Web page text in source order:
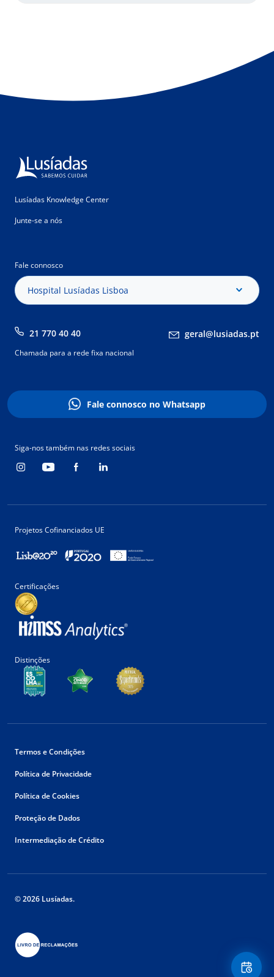
Lusíadas Knowledge Center
Junte-se a nós
Fale connosco
Hospital Lusíadas Lisboa
21 770 40 40 geral@lusiadas.pt
Chamada para a rede fixa nacional
Fale connosco no Whatsapp
Siga-nos também nas redes sociais
Projetos Cofinanciados UE
Certificações
Distinções
Termos e Condições
Política de Privacidade
Política de Cookies
Proteção de Dados
Intermediação de Crédito
© 2026 Lusíadas.
Floating
Contact